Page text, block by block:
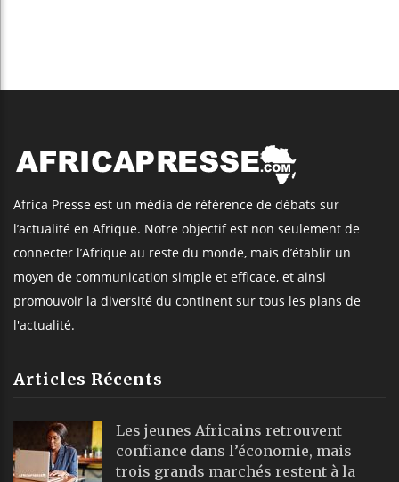
Africa Presse est un média de référence de débats sur
l’actualité en Afrique. Notre objectif est non seulement de
connecter l’Afrique au reste du monde, mais d’établir un
moyen de communication simple et efficace, et ainsi
promouvoir la diversité du continent sur tous les plans de
l'actualité.
Articles Récents
Les jeunes Africains retrouvent
confiance dans l’économie, mais
trois grands marchés restent à la